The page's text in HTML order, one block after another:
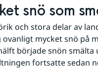
snö som
och stora delar av
mycket snö på
började snön
fortsatte sedan